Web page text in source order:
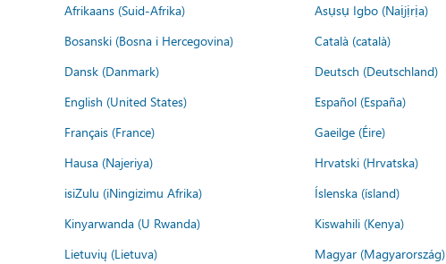
Afrikaans (Suid-Afrika) Asụsụ Igbo (Naịjịrịa)
Bosanski (Bosna i Hercegovina)
Català (català)
Dansk (Danmark)
Deutsch (Deutschland)
English (United States)
Español (España)
Français (France)
Gaeilge (Éire)
Hausa (Najeriya)
Hrvatski (Hrvatska)
isiZulu (iNingizimu Afrika)
Íslenska (ísland)
Kinyarwanda (U Rwanda)
Kiswahili (Kenya)
Lietuvių (Lietuva)
Magyar (Magyarország)